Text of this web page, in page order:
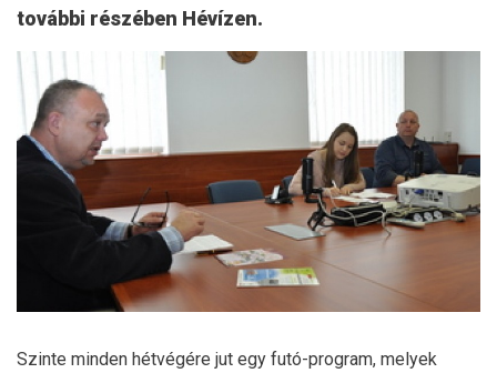
további részében Hévízen.
Szinte minden hétvégére jut egy futó-program, melyek